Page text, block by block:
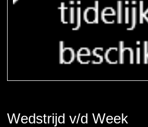
Wedstrijd v/d Week